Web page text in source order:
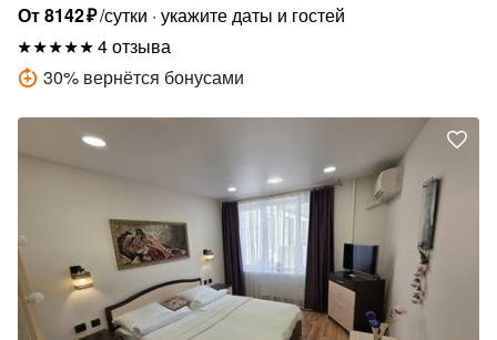
От8142₽/сутки укажите даты и гостей
4 отзыва
30% вернётся бонусами